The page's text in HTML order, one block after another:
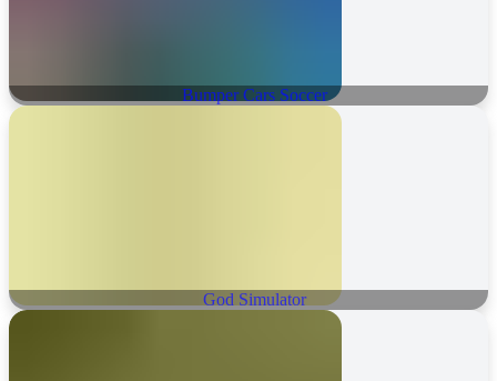
Bumper Cars Soccer
God Simulator